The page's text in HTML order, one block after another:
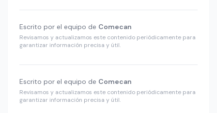
Escrito por el equipo de Comecan
Revisamos y actualizamos este contenido periódicamente para
garantizar información precisa y útil.
Escrito por el equipo de Comecan
Revisamos y actualizamos este contenido periódicamente para
garantizar información precisa y útil.